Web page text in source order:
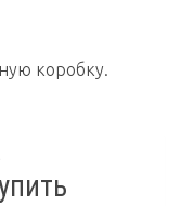
коробку.